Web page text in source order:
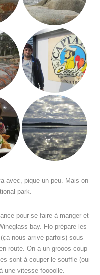
avec, pique un peu. Mais on
park.
pour se faire à manger et
bay. Flo prépare les
nous arrive parfois) sous
route. On a un grooos coup
sont à couper le souffle (oui
une vitesse foooolle.